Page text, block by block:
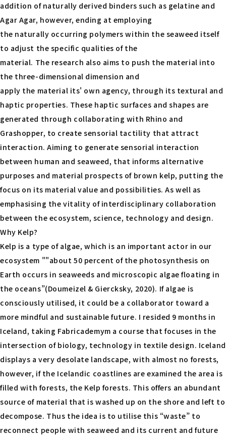
addition of naturally derived binders such as gelatine and
Agar Agar, however, ending at employing
the naturally occurring polymers within the seaweed itself
to adjust the specific qualities of the
material. The research also aims to push the material into
the three-dimensional dimension and
apply the material its' own agency, through its textural and
haptic properties. These haptic surfaces and shapes are
generated through collaborating with Rhino and
Grashopper, to create sensorial tactility that attract
interaction. Aiming to generate sensorial interaction
between human and seaweed, that informs alternative
purposes and material prospects of brown kelp, putting the
focus on its material value and possibilities. As well as
emphasising the vitality of interdisciplinary collaboration
between the ecosystem, science, technology and design.
Why Kelp?
Kelp is a type of algae, which is an important actor in our
ecosystem ""about 50 percent of the photosynthesis on
Earth occurs in seaweeds and microscopic algae floating in
the oceans”(Doumeizel & Giercksky, 2020). If algae is
consciously utilised, it could be a collaborator toward a
more mindful and sustainable future. I resided 9 months in
Iceland, taking Fabricademym a course that focuses in the
intersection of biology, technology in textile design. Iceland
displays a very desolate landscape, with almost no forests,
however, if the Icelandic coastlines are examined the area is
filled with forests, the Kelp forests. This offers an abundant
source of material that is washed up on the shore and left to
decompose. Thus the idea is to utilise this “waste” to
reconnect people with seaweed and its current and future